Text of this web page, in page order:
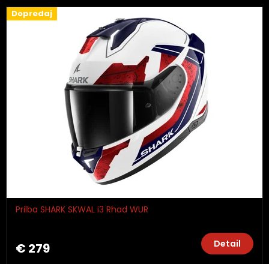
Dopredaj
Prilba SHARK SKWAL i3 Rhad WUR
€ 279 Detail